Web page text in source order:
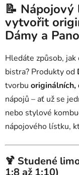
📝 Nápojový
vytvořit
Dámy a
Hledáte způsob, jak
bistra? Produkty od
tvorbu originálních,
nápojů – ať už se
nebo stylové
nápojového lístku,
🍹 Studené